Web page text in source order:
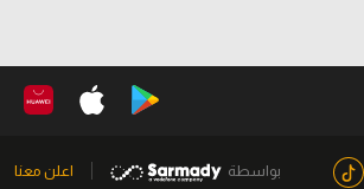
بواسطة اعلن معنا